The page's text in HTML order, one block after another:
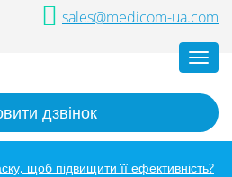
sales@medicom-ua.com
дзвінок
щоб підвищити її ефективність?